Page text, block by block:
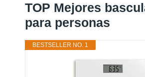
TOP Mejores
para personas
BESTSELLER NO. 1